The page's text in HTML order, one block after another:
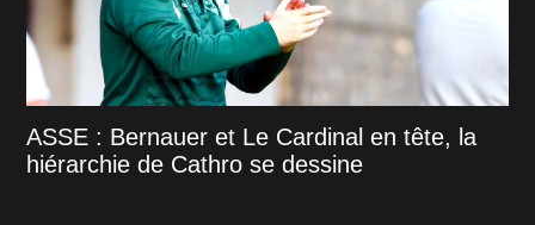
ASSE : Bernauer et Le Cardinal en tête, la
hiérarchie de Cathro se dessine